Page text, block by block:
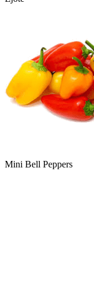
Mini Bell Peppers